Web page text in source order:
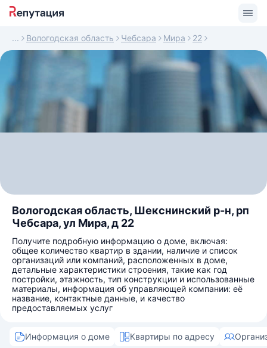
Вологодская область Чебсара Мира 22
Вологодская область, Шекснинский р-н, рп
Чебсара, ул Мира, д 22
Получите подробную информацию о доме, включая:
общее количество квартир в здании, наличие и список
организаций или компаний, расположенных в доме,
детальные характеристики строения, такие как год
постройки, этажность, тип конструкции и использованные
материалы, информация об управляющей компании: её
название, контактные данные, и качество
предоставляемых услуг
Информация о доме Квартиры по адресу